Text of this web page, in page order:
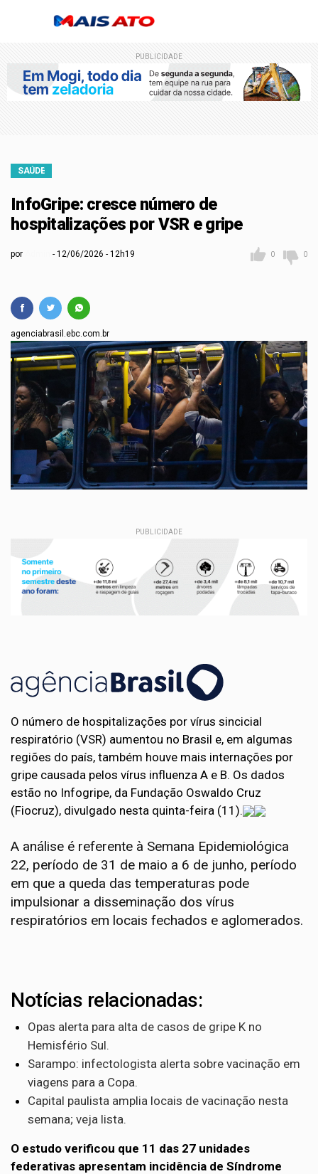
PUBLICIDADE
SAÚDE
InfoGripe: cresce número de
hospitalizações por VSR e gripe
por 12/06/2026 - 12h19 0 0
agenciabrasil.ebc.com.br
PUBLICIDADE
O número de hospitalizações por vírus sincicial
respiratório (VSR) aumentou no Brasil e, em algumas
regiões do país, também houve mais internações por
gripe causada pelos vírus influenza A e B. Os dados
estão no Infogripe, da Fundação Oswaldo Cruz
(Fiocruz), divulgado nesta quinta-feira (11).
A análise é referente à Semana Epidemiológica
22, período de 31 de maio a 6 de junho, período
em que a queda das temperaturas pode
impulsionar a disseminação dos vírus
respiratórios em locais fechados e aglomerados.
Notícias relacionadas:
Opas alerta para alta de casos de gripe K no
Hemisfério Sul.
Sarampo: infectologista alerta sobre vacinação em
viagens para a Copa.
Capital paulista amplia locais de vacinação nesta
semana; veja lista.
O estudo verificou que 11 das 27 unidades
federativas apresentam incidência de Síndrome